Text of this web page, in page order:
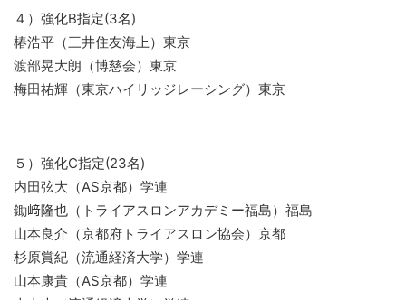
４）強化B指定(3名)
椿浩平（三井住友海上）東京
渡部晃大朗（博慈会）東京
梅田祐輝（東京ハイリッジレーシング）東京
５）強化C指定(23名)
内田弦大（AS京都）学連
鋤﨑隆也（トライアスロンアカデミー福島）福島
山本良介（京都府トライアスロン協会）京都
杉原賞紀（流通経済大学）学連
山本康貴（AS京都）学連